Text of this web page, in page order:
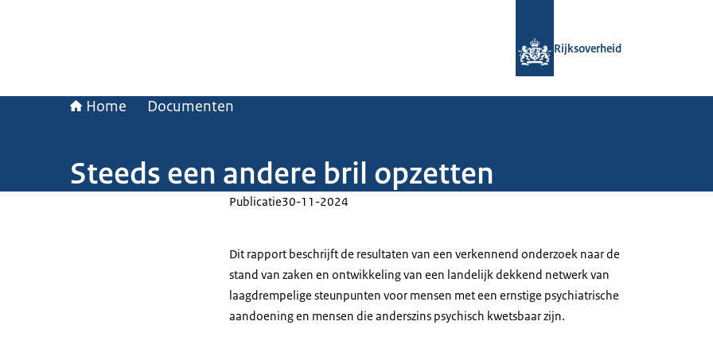
Rijksoverheid
Home Documenten
Steeds een andere bril opzetten
Publicatie30-11-2024
Dit rapport beschrijft de resultaten van een verkennend onderzoek naar de
stand van zaken en ontwikkeling van een landelijk dekkend netwerk van
laagdrempelige steunpunten voor mensen met een ernstige psychiatrische
aandoening en mensen die anderszins psychisch kwetsbaar zijn.